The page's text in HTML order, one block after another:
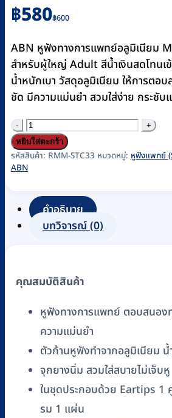
฿600
Original
price
was:
฿600.
฿580
Current
price
is:
฿580.
ABN หูฟังทางการแพทย์อลูมิเนียม
สำหรับผู้ใหญ่ Adult สีน้ำเงินสดโทนเ
น้ำหนักเบา วัสดุอลูมิเนียม ให้การตอ
ชัด มีความแม่นยำ สวมใส่ง่าย กระชั
จำนวน
หู
ฟัง
แพทย์
ABN
รุ่น
ADULT,ROYAL
BLUE
(GS-
071-
RB)
ชิ้น
หยิบใส่ตะกร้า
รหัสสินค้า: RMM-STC33 หมวดหมู่: หูฟังแพทย์
ABN
คำอธิบาย
บทวิจารณ์ (0)
คุณสมบัติสินค้า
หูฟังทางการแพทย์ ตอบสนอง
ความแม่นยำ
ตัวก้านหูฟังทำจากอลูมิเนียม น้
จุกยางนิ่ม สวมใส่สบายไม่เจ็บหู
ในชุดประกอบด้วย Eartips 1
รม 1 แผ่น